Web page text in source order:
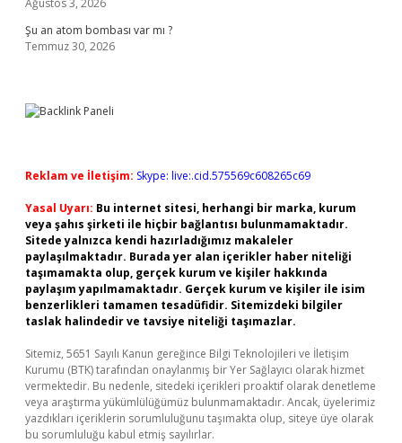
Ağustos 3, 2026
Şu an atom bombası var mı ?
Temmuz 30, 2026
Reklam ve İletişim: Skype: live:.cid.575569c608265c69
Yasal Uyarı: Bu internet sitesi, herhangi bir marka, kurum
veya şahıs şirketi ile hiçbir bağlantısı bulunmamaktadır.
Sitede yalnızca kendi hazırladığımız makaleler
paylaşılmaktadır. Burada yer alan içerikler haber niteliği
taşımamakta olup, gerçek kurum ve kişiler hakkında
paylaşım yapılmamaktadır. Gerçek kurum ve kişiler ile isim
benzerlikleri tamamen tesadüfidir. Sitemizdeki bilgiler
taslak halindedir ve tavsiye niteliği taşımazlar.
Sitemiz, 5651 Sayılı Kanun gereğince Bilgi Teknolojileri ve İletişim
Kurumu (BTK) tarafından onaylanmış bir Yer Sağlayıcı olarak hizmet
vermektedir. Bu nedenle, sitedeki içerikleri proaktif olarak denetleme
veya araştırma yükümlülüğümüz bulunmamaktadır. Ancak, üyelerimiz
yazdıkları içeriklerin sorumluluğunu taşımakta olup, siteye üye olarak
bu sorumluluğu kabul etmiş sayılırlar.